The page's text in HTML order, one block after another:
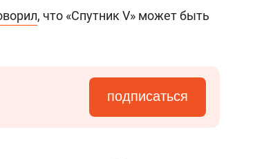
, что «Спутник V» может быть
подписаться